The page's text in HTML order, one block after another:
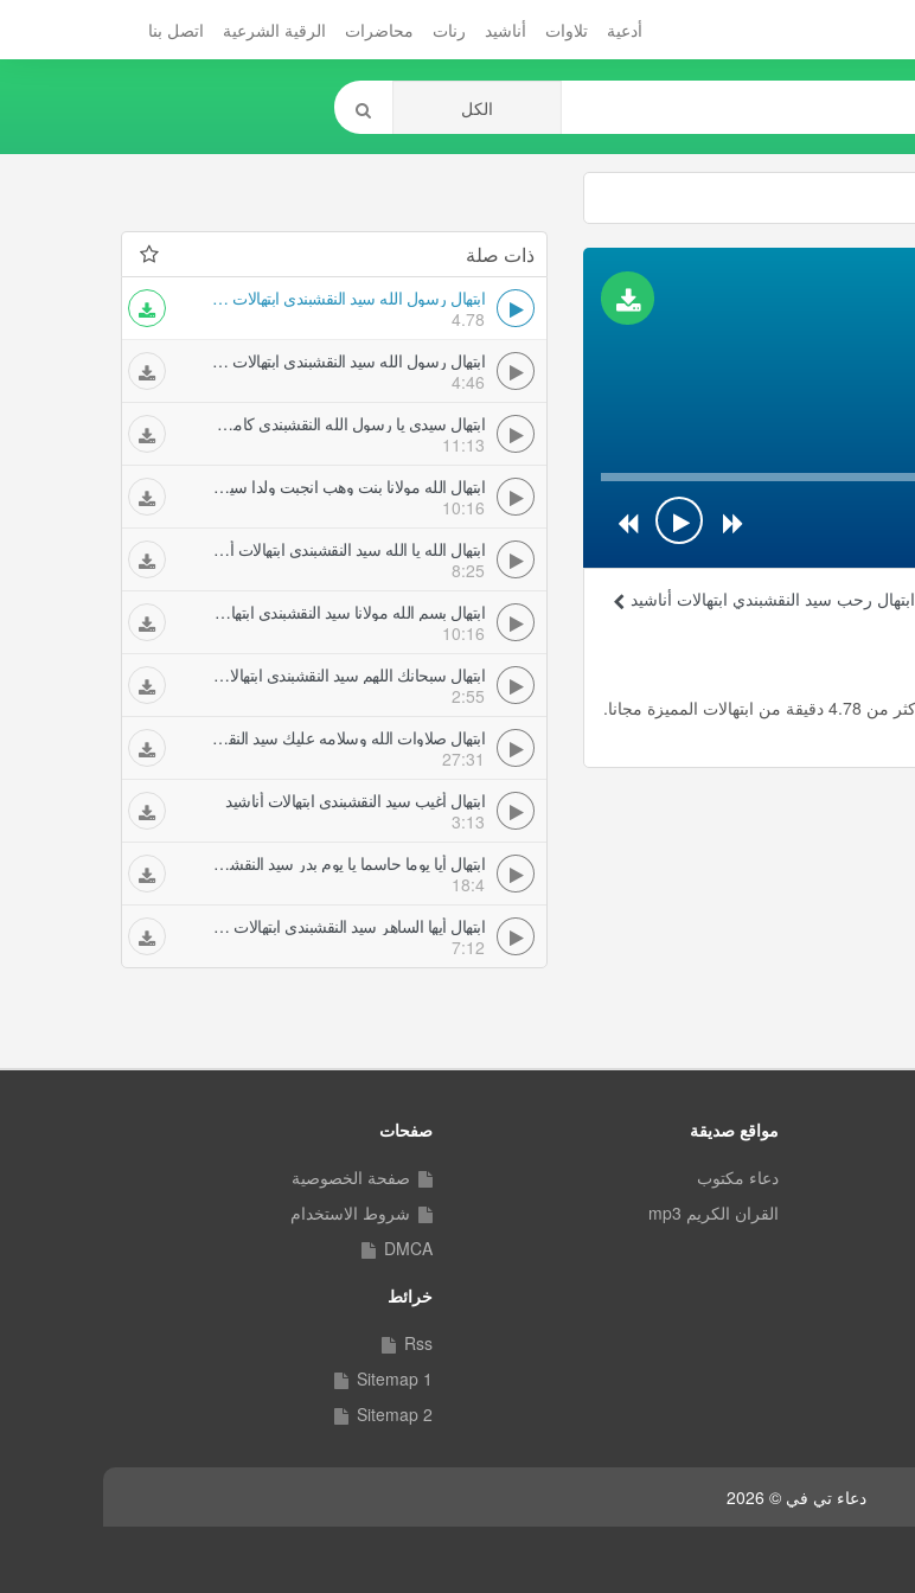
أدعية تلاوات أناشيد رنات محاضرات الرقية الشرعية اتصل بنا
ابتهال رحب سيد النقشبندي ابتهالات أناشيد
ذات صلة
ابتهال رسول الله سيد النقشبندي ابتهالات أناشيد
4.78
ابتهال رسول الله سيد النقشبندي ابتهالات أناشيد
4:46
ابتهال سيدي يا رسول الله النقشبندي كاملا سيد النقشبندي ابتهالات أناشيد
11:13
ابتهال الله مولانا بنت وهب انجبت ولدا سيد النقشبندي ابتهالات أناشيد
10:16
ابتهال الله يا الله سيد النقشبندي ابتهالات أناشيد
8:25
ابتهال بسم الله مولانا سيد النقشبندي ابتهالات أناشيد
10:16
ابتهال سبحانك اللهم سيد النقشبندي ابتهالات أناشيد
2:55
ابتهال صلاوات الله وسلامه عليك سيد النقشبندي ابتهالات أناشيد
27:31
ابتهال أغيب سيد النقشبندي ابتهالات أناشيد
3:13
ابتهال أيا يوما حاسما يا يوم بدر سيد النقشبندي ابتهالات أناشيد
18:4
ابتهال أيها الساهر سيد النقشبندي ابتهالات أناشيد
7:12
مواقع صديقة
دعاء مكتوب
القران الكريم mp3
صفحات
صفحة الخصوصية
شروط الاستخدام
DMCA
خرائط
Rss
Sitemap 1
Sitemap 2
دعاء تي في © 2026